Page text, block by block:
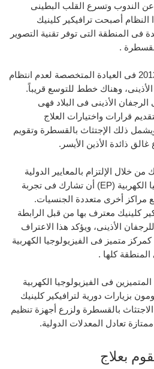
عن الندوب وتسرع القلب البطينى
أصبحت ترافيكير كلينيك
فى المنطقة التى توفر تقنية التصوير
.
وقد بدأ أيضا العمل فى سنة 2012 فى العيادة المتخصصة لعدم انتظام
وهناك خطط للتوسع قريباً.
الأذينى فى البلاد فهى
قرارات واختيارات العلاج
ذلك الإجتثاث بالقسطرة وتقويم
ذائدة الأذين الأيسر.
خلال الإلتزام بالمعايير الدولية
للرعاية فى مجال الفيزيولوجيا الكهربية (EP) أن تشارك فى تجربة
مراكز أخرى متعددة الجنسيات.
كلينيك معترف بها من قبل الرابطة
الأذينى، ويؤكد هذا الاعتراف
متميز فى الفيزيولوجيا الكهربية
كلها .
فى الفيزيولوجيا الكهربية
بزيارات دورية لترافيكير كلينيك
بالقسطرة ولزرع أجهزة تنظيم
تعادل المعدلات الدولية.
بعلاج